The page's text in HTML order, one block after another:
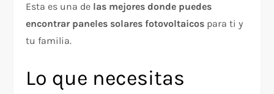
Esta es una de las mejores donde puedes
encontrar paneles solares fotovoltaicos para ti y
tu familia.
Lo que necesitas